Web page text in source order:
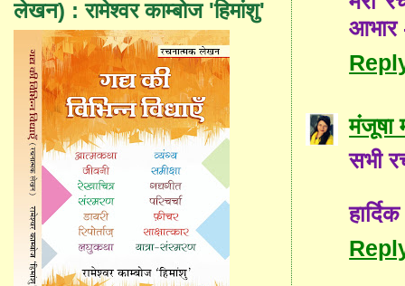
आभार
मंजूषा
सभी
लेखन) : रामेश्वर काम्बोज 'हिमांशु'